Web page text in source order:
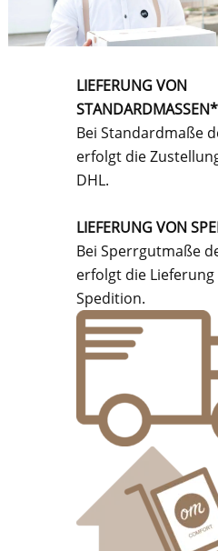
LIEFERUNG VON
STANDARDMASSEN*
Bei Standardmaße
erfolgt die
DHL.
LIEFERUNG VON
Bei Sperrgutmaße
erfolgt die
Spedition.